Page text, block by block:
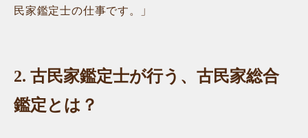
民家鑑定士の仕事です。」
2. 古民家鑑定士が行う、古民家総合
鑑定とは？